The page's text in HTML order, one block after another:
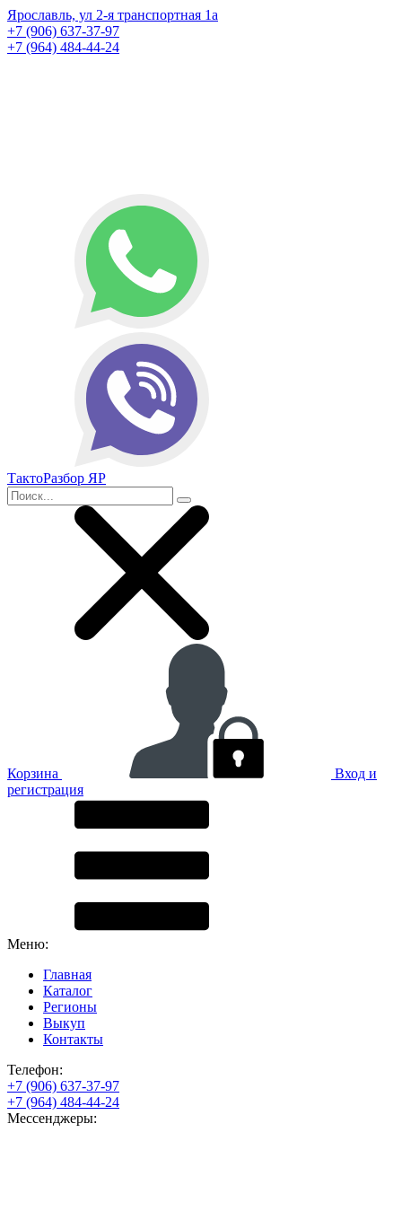
Ярославль, ул 2-я транспортная 1а
+7 (906) 637-37-97
+7 (964) 484-44-24
ТактоРазбор ЯР
Корзина
Вход и
регистрация
Меню:
Главная
Каталог
Регионы
Выкуп
Контакты
Телефон:
+7 (906) 637-37-97
+7 (964) 484-44-24
Мессенджеры: